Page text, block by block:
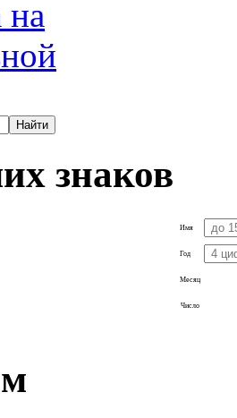
знаков
Имя
Год
Месяц
Число